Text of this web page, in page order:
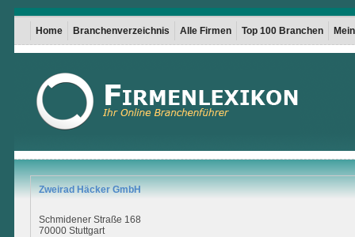
Home Branchenverzeichnis Alle Firmen Top 100 Branchen
Zweirad Häcker GmbH
Schmidener Straße 168
70000 Stuttgart